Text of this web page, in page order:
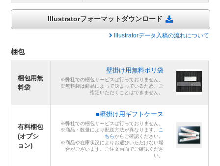
Illustratorフォーマットダウンロード
Illustratorデータ入稿の流れについて
梱包
梱包用無
料袋
壁掛け用無料ポリ袋
※弊社での梱包サービスは行っておりません。
※無料袋は商品によって決まっているため、ご
指定いただくことはできません。
有料梱包
(オプシ
ョン)
■壁掛け用ギフトケース
※弊社での梱包サービスは行っておりません。
※商品・数量により配送方法が異なります。
こ
ちらからご確認ください。
※商品や在庫状況によりお選びいただけない場
合がございます。ご注文画面でご確認くださ
い。